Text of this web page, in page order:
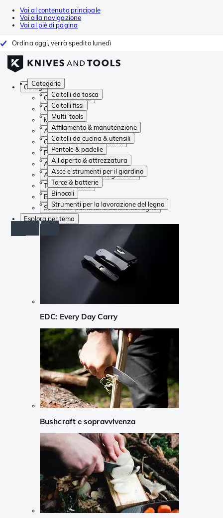
Vai al contenuto principale
Vai alla navigazione
Vai al piè di pagina
Ordina oggi, verrà spedito lunedì
Categorie
Coltelli da tasca
Coltelli fissi
Multi-tools
Affilamento & manutenzione
Coltelli da cucina & utensili
Pentole & padelle
All'aperto & attrezzatura
Asce e strumenti per il giardino
Torce & batterie
Binocoli
Strumenti per la lavorazione del legno
Categorie
Coltelli da tasca
Coltelli fissi
Multi-tools
Affilamento & manutenzione
Coltelli da cucina & utensili
Pentole & padelle
All'aperto & attrezzatura
Asce e strumenti per il giardino
Torce & batterie
Binocoli
Strumenti per la lavorazione del legno
Esplora per tema
EDC: Every Day Carry
Bushcraft e sopravvivenza